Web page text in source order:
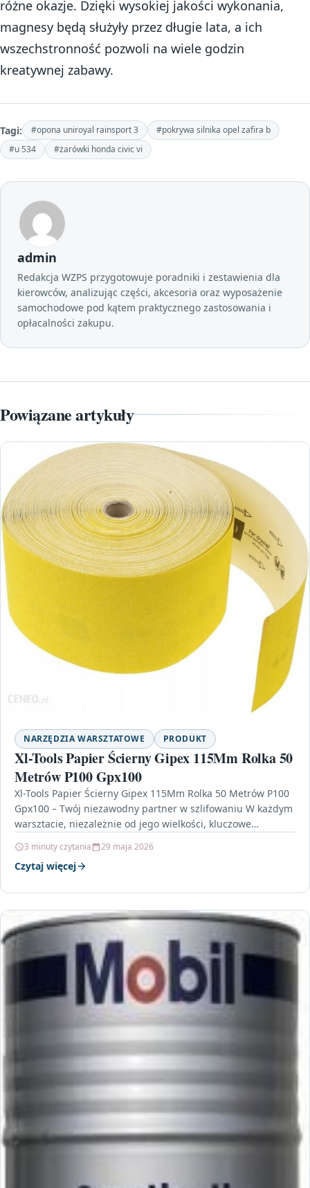
różne okazje. Dzięki wysokiej jakości wykonania,
magnesy będą służyły przez długie lata, a ich
wszechstronność pozwoli na wiele godzin
kreatywnej zabawy.
Tagi: #opona uniroyal rainsport 3
#pokrywa silnika opel zafira b
#u 534
#żarówki honda civic vi
admin
Redakcja WZPS przygotowuje poradniki i zestawienia dla
kierowców, analizując części, akcesoria oraz wyposażenie
samochodowe pod kątem praktycznego zastosowania i
opłacalności zakupu.
Powiązane artykuły
NARZĘDZIA WARSZTATOWE PRODUKT
Xl-Tools Papier Ścierny Gipex 115Mm Rolka 50
Metrów P100 Gpx100
Xl-Tools Papier Ścierny Gipex 115Mm Rolka 50 Metrów P100
Gpx100 – Twój niezawodny partner w szlifowaniu W każdym
warsztacie, niezależnie od jego wielkości, kluczowe…
3 minuty czytania 29 maja 2026
Czytaj więcej